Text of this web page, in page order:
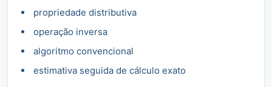
propriedade distributiva
operação inversa
algoritmo convencional
estimativa seguida de cálculo exato